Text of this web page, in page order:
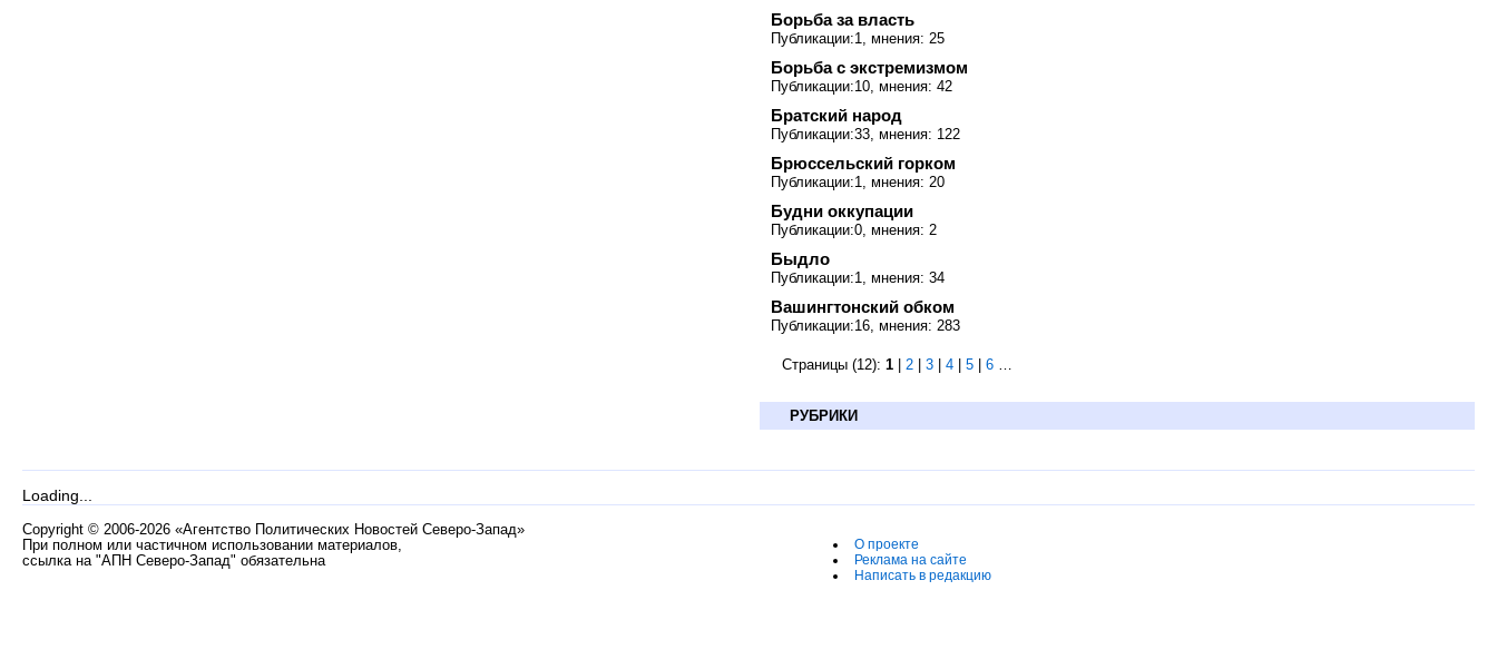
Борьба за власть
Публикации:1, мнения: 25
Борьба с экстремизмом
Публикации:10, мнения: 42
Братский народ
Публикации:33, мнения: 122
Брюссельский горком
Публикации:1, мнения: 20
Будни оккупации
Публикации:0, мнения: 2
Быдло
Публикации:1, мнения: 34
Вашингтонский обком
Публикации:16, мнения: 283
Страницы (12): 1 2 3 4 5 6 …
РУБРИКИ
Loading...
Copyright © 2006-2026 «Агентство Политических Новостей Северо-Запад»
При полном или частичном использовании материалов,
ссылка на "АПН Северо-Запад" обязательна
О проекте
Реклама на сайте
Написать в редакцию